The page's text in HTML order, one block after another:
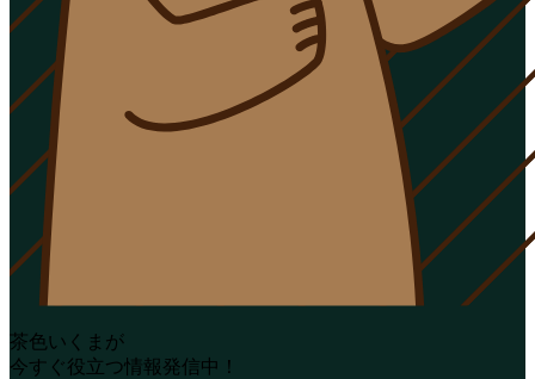
茶色いくまが
今すぐ役立つ情報発信中！